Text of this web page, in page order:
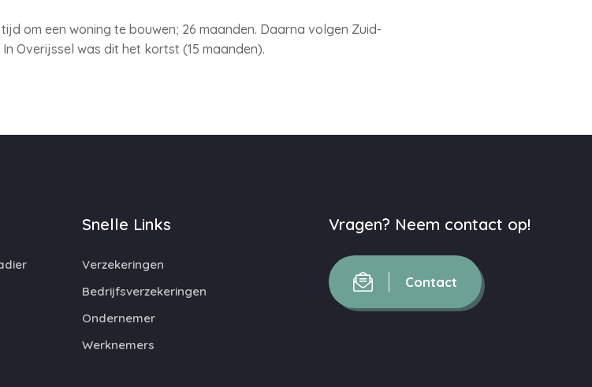
om een woning te bouwen; 26 maanden. Daarna volgen Zuid-
Overijssel was dit het kortst (15 maanden).
Snelle Links
Verzekeringen
Bedrijfsverzekeringen
Ondernemer
Werknemers
Vragen? Neem contact op!
Contact